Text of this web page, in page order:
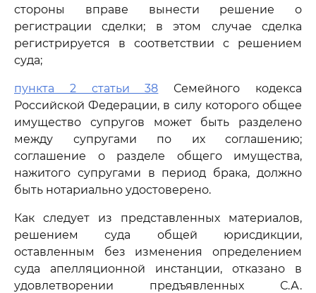
стороны вправе вынести решение о
регистрации сделки; в этом случае сделка
регистрируется в соответствии с решением
суда;
пункта 2 статьи 38 Семейного кодекса
Российской Федерации, в силу которого общее
имущество супругов может быть разделено
между супругами по их соглашению;
соглашение о разделе общего имущества,
нажитого супругами в период брака, должно
быть нотариально удостоверено.
Как следует из представленных материалов,
решением суда общей юрисдикции,
оставленным без изменения определением
суда апелляционной инстанции, отказано в
удовлетворении предъявленных С.А.